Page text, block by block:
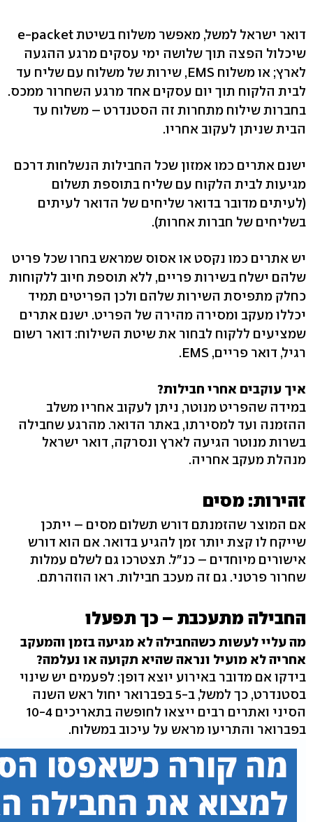
דואר ישראל למשל, מאפשר משלוח בשיטת e-packet
שיכלול הפצה תוך שלושה ימי עסקים מרגע ההגעה
לארץ; או משלוח EMS, שירות של משלוח עם שליח עד
לבית הלקוח תוך יום עסקים אחד מרגע השחרור ממכס.
בחברות שילוח מתחרות זה הסטנדרט – משלוח עד
הבית שניתן לעקוב אחריו.
ישנם אתרים כמו אמזון שכל החבילות הנשלחות דרכם
מגיעות לבית הלקוח עם שליח בתוספת תשלום
(לעיתים מדובר בדואר שליחים של הדואר לעיתים
בשליחים של חברות אחרות).
יש אתרים כמו נקסט או אסוס שמראש בחרו שכל פריט
שלהם ישלח בשירות פריים, ללא תוספת חיוב ללקוחות
כחלק מתפיסת השירות שלהם ולכן הפריטים תמיד
יכללו מעקב ומסירה מהירה של הפריט. ישנם אתרים
שמציעים ללקוח לבחור את שיטת השילוח: דואר רשום
רגיל, דואר פריים, EMS.
איך עוקבים אחרי חבילות?
במידה שהפריט מנוטר, ניתן לעקוב אחריו משלב
ההזמנה ועד למסירתו, באתר הדואר. מהרגע שחבילה
בשרות מנוטר הגיעה לארץ ונסרקה, דואר ישראל
מנהלת מעקב אחריה.
זהירות: מסים
אם המוצר שהזמנתם דורש תשלום מסים – ייתכן
שייקח לו קצת יותר זמן להגיע בדואר. אם הוא דורש
אישורים מיוחדים – כנ"ל. תצטרכו גם לשלם עמלות
שחרור פרטני. גם זה מעכב חבילות. ראו הוזהרתם.
החבילה מתעכבת – כך תפעלו
מה עליי לעשות כשהחבילה לא מגיעה בזמן והמעקב
אחריה לא מועיל ונראה שהיא תקועה או נעלמה?
בידקו אם מדובר באירוע יוצא דופן: לפעמים יש שינוי
בסטנדרט, כך למשל, ב-5 בפברואר יחול ראש השנה
הסיני ואתרים רבים ייצאו לחופשה בתאריכים 10-4
בפברואר והתריעו מראש על עיכוב במשלוח.